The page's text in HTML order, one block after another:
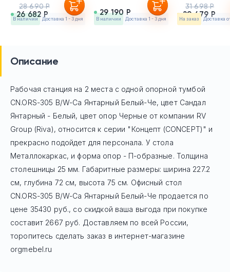
26 682 Р
28 690 Р
в наличии Доставка 1 - 3 дня
29 190 Р
в наличии Доставка 1 - 3 дня 29 479 Р
31 698 Р
На заказ Доставка
Описание
Рабочая станция на 2 места с одной опорной тумбой
CN.ORS-305 B/W-Са Янтарный Белый-Че, цвет Сандал
Янтарный - Белый, цвет опор Черные от компании RV
Group (Riva), относится к серии "Концепт (CONCEPT)" и
прекрасно подойдет для персонала. У стола
Mеталлокаркас, и форма опор - П-образные. Толщина
столешницы 25 мм. Габаритные размеры: ширина 227.2
см, глубина 72 см, высота 75 см. Офисный стол
CN.ORS-305 B/W-Са Янтарный Белый-Че продается по
цене 35430 руб., со скидкой ваша выгода при покупке
составит 2667 руб. Доставляем по всей России,
торопитесь сделать заказ в интернет-магазине
orgmebel.ru